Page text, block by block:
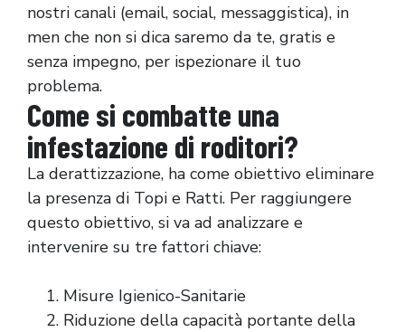
nostri canali (email, social, messaggistica), in
men che non si dica saremo da te, gratis e
senza impegno, per ispezionare il tuo
problema.
Come si combatte una
infestazione di roditori?
La derattizzazione, ha come obiettivo eliminare
la presenza di Topi e Ratti. Per raggiungere
questo obiettivo, si va ad analizzare e
intervenire su tre fattori chiave:
Misure Igienico-Sanitarie
Riduzione della capacità portante della